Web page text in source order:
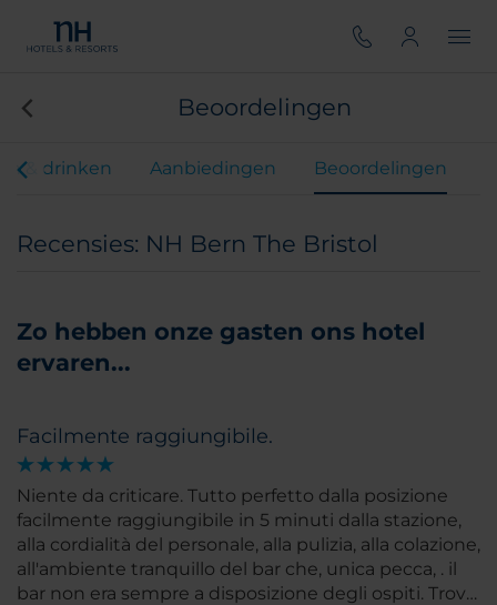
Beoordelingen
& drinken Aanbiedingen Beoordelingen
Recensies: NH Bern The Bristol
Zo hebben onze gasten ons hotel
ervaren...
Facilmente raggiungibile.
Niente da criticare. Tutto perfetto dalla posizione
facilmente raggiungibile in 5 minuti dalla stazione,
alla cordialità del personale, alla pulizia, alla colazione,
all'ambiente tranquillo del bar che, unica pecca, . il
bar non era sempre a disposizione degli ospiti. Trovo